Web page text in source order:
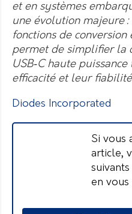
et en systèmes
une évolution majeure :
fonctions de
permet de simplifier la
USB‑C haute
efficacité et leur
Diodes Incorporated
Si vous
article,
en vous